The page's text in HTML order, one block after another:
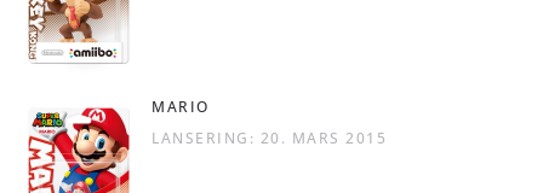
MARIO
LANSERING: 20. MARS 2015